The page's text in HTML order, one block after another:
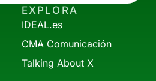
EXPLORA
IDEAL.es
CMA Comunicación
Talking About X